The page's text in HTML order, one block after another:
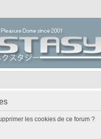
les cookies de ce forum ?